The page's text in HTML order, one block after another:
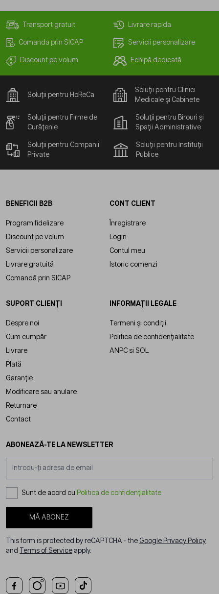
Transport gratuit Livrare rapida
Comanda prin SICAP Servicii personalizare
Discount pe volum Echipă dedicată
Soluții pentru HoReCa
Soluții pentru Clinici
Medicale și Cabinete
Soluții pentru Firme de
Curățenie
Soluții pentru Birouri și
Spații Administrative
Soluții pentru Companii
Private
Soluții pentru Instituții
Publice
BENEFICII B2B
Program fidelizare
Discount pe volum
Servicii personalizare
Livrare gratuită
Comandă prin SICAP
CONT CLIENT
Înregistrare
Login
Contul meu
Istoric comenzi
SUPORT CLIENȚI
Despre noi
Cum cumpăr
Livrare
Plată
Garanție
Modificare sau anulare
Returnare
Contact
INFORMAȚII LEGALE
Termeni și condiții
Politica de confidențialitate
ANPC si SOL
ABONEAZĂ-TE LA NEWSLETTER
Sunt de acord cu Politica de confidențialitate
MĂ ABONEZ
This form is protected by reCAPTCHA - the Google Privacy Policy
and
Terms of Service apply.